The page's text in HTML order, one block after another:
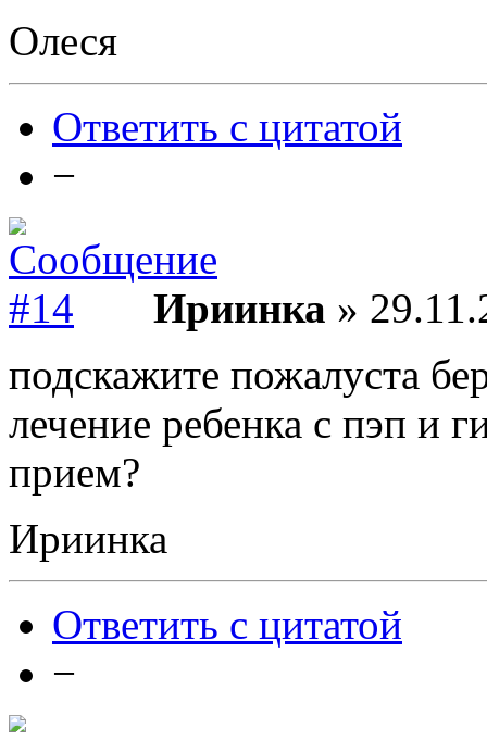
Олеся
Ответить с цитатой
−
Ириинка »
подскажите пожалуста
лечение ребенка с пэп и
прием?
Ириинка
Ответить с цитатой
−